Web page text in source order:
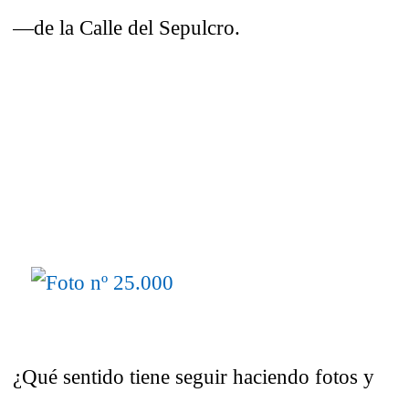
—de la Calle del Sepulcro.
¿Qué sentido tiene seguir haciendo fotos y